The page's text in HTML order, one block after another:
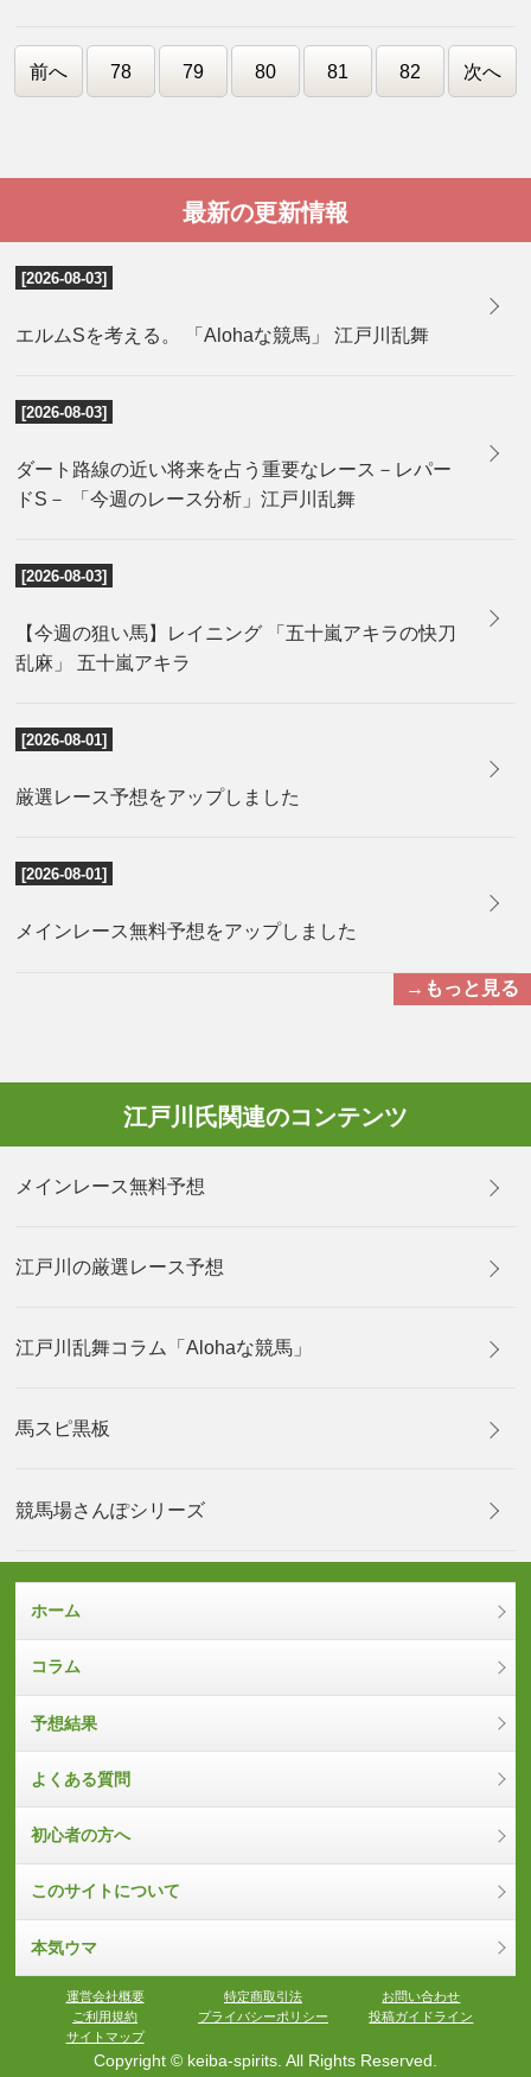
前へ 78 79 80 81 82 次へ
最新の更新情報
[2026-08-03]
エルムSを考える。 「Alohaな競馬」 江戸川乱舞
[2026-08-03]
ダート路線の近い将来を占う重要なレース－レパー
ドS－ 「今週のレース分析」江戸川乱舞
[2026-08-03]
【今週の狙い馬】レイニング 「五十嵐アキラの快刀
乱麻」 五十嵐アキラ
[2026-08-01]
厳選レース予想をアップしました
[2026-08-01]
メインレース無料予想をアップしました
→もっと見る
江戸川氏関連のコンテンツ
メインレース無料予想
江戸川の厳選レース予想
江戸川乱舞コラム「Alohaな競馬」
馬スピ黒板
競馬場さんぽシリーズ
ホーム
コラム
予想結果
よくある質問
初心者の方へ
このサイトについて
本気ウマ
運営会社概要 特定商取引法
お問い合わせ
ご利用規約
プライバシーポリシー
投稿ガイドライン
サイトマップ
Copyright © keiba-spirits. All Rights Reserved.